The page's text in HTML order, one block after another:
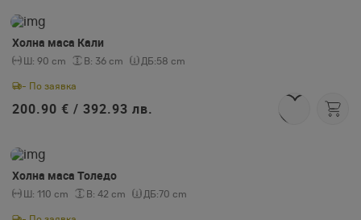
Холна маса Кали
Ш: 90 cm В: 36 cm ДБ:58 cm
- По заявка
200.90 € / 392.93 лв.
Холна маса Толедо
Ш: 110 cm В: 42 cm ДБ:70 cm